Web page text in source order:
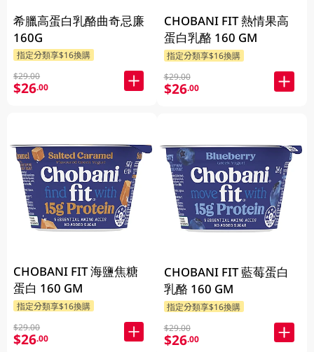
希臘高蛋白乳酪曲奇忌廉
160G
指定分類享$16換購
$29.00
$26.00
CHOBANI FIT 海鹽焦糖
蛋白 160 GM
指定分類享$16換購
$29.00
$26.00
CHOBANI FIT 熱情果高
蛋白乳酪 160 GM
指定分類享$16換購
$29.00
$26.00
CHOBANI FIT 藍莓蛋白
乳酪 160 GM
指定分類享$16換購
$29.00
$26.00